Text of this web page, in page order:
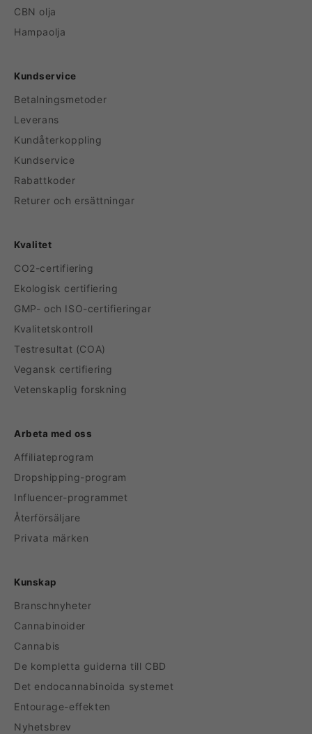
CBN olja
Hampaolja
Kundservice
Betalningsmetoder
Leverans
Kundåterkoppling
Kundservice
Rabattkoder
Returer och ersättningar
Kvalitet
CO2-certifiering
Ekologisk certifiering
GMP- och ISO-certifieringar
Kvalitetskontroll
Testresultat (COA)
Vegansk certifiering
Vetenskaplig forskning
Arbeta med oss
Affiliateprogram
Dropshipping-program
Influencer-programmet
Återförsäljare
Privata märken
Kunskap
Branschnyheter
Cannabinoider
Cannabis
De kompletta guiderna till CBD
Det endocannabinoida systemet
Entourage-effekten
Nyhetsbrev